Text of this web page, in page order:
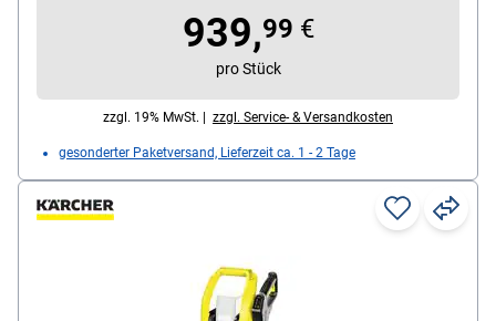
/ Strahlrohr / Dreifachdüse / Dreckfräser /
Wasseransaugschlauch / Akku und Ladegerät nicht
Stromversorgung: Akku
939,99 €
pro Stück
zzgl. 19% MwSt. | zzgl. Service- & Versandkosten
gesonderter Paketversand, Lieferzeit ca. 1 - 2 Tage